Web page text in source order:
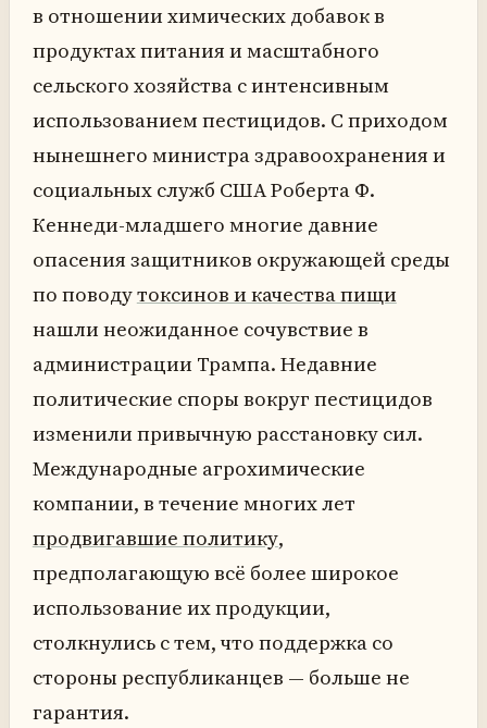
в отношении химических добавок в
продуктах питания и масштабного
сельского хозяйства с интенсивным
использованием пестицидов. С приходом
нынешнего министра здравоохранения и
социальных служб США Роберта Ф.
Кеннеди-младшего многие давние
опасения защитников окружающей среды
по поводутоксинов и качества пищи
нашли неожиданное сочувствие в
администрации Трампа. Недавние
политические споры вокруг пестицидов
изменили привычную расстановку сил.
Международные агрохимические
компании, в течение многих лет
продвигавшие политику,
предполагающую всё более широкое
использование их продукции,
столкнулись с тем, что поддержка со
стороны республиканцев — больше не
гарантия.